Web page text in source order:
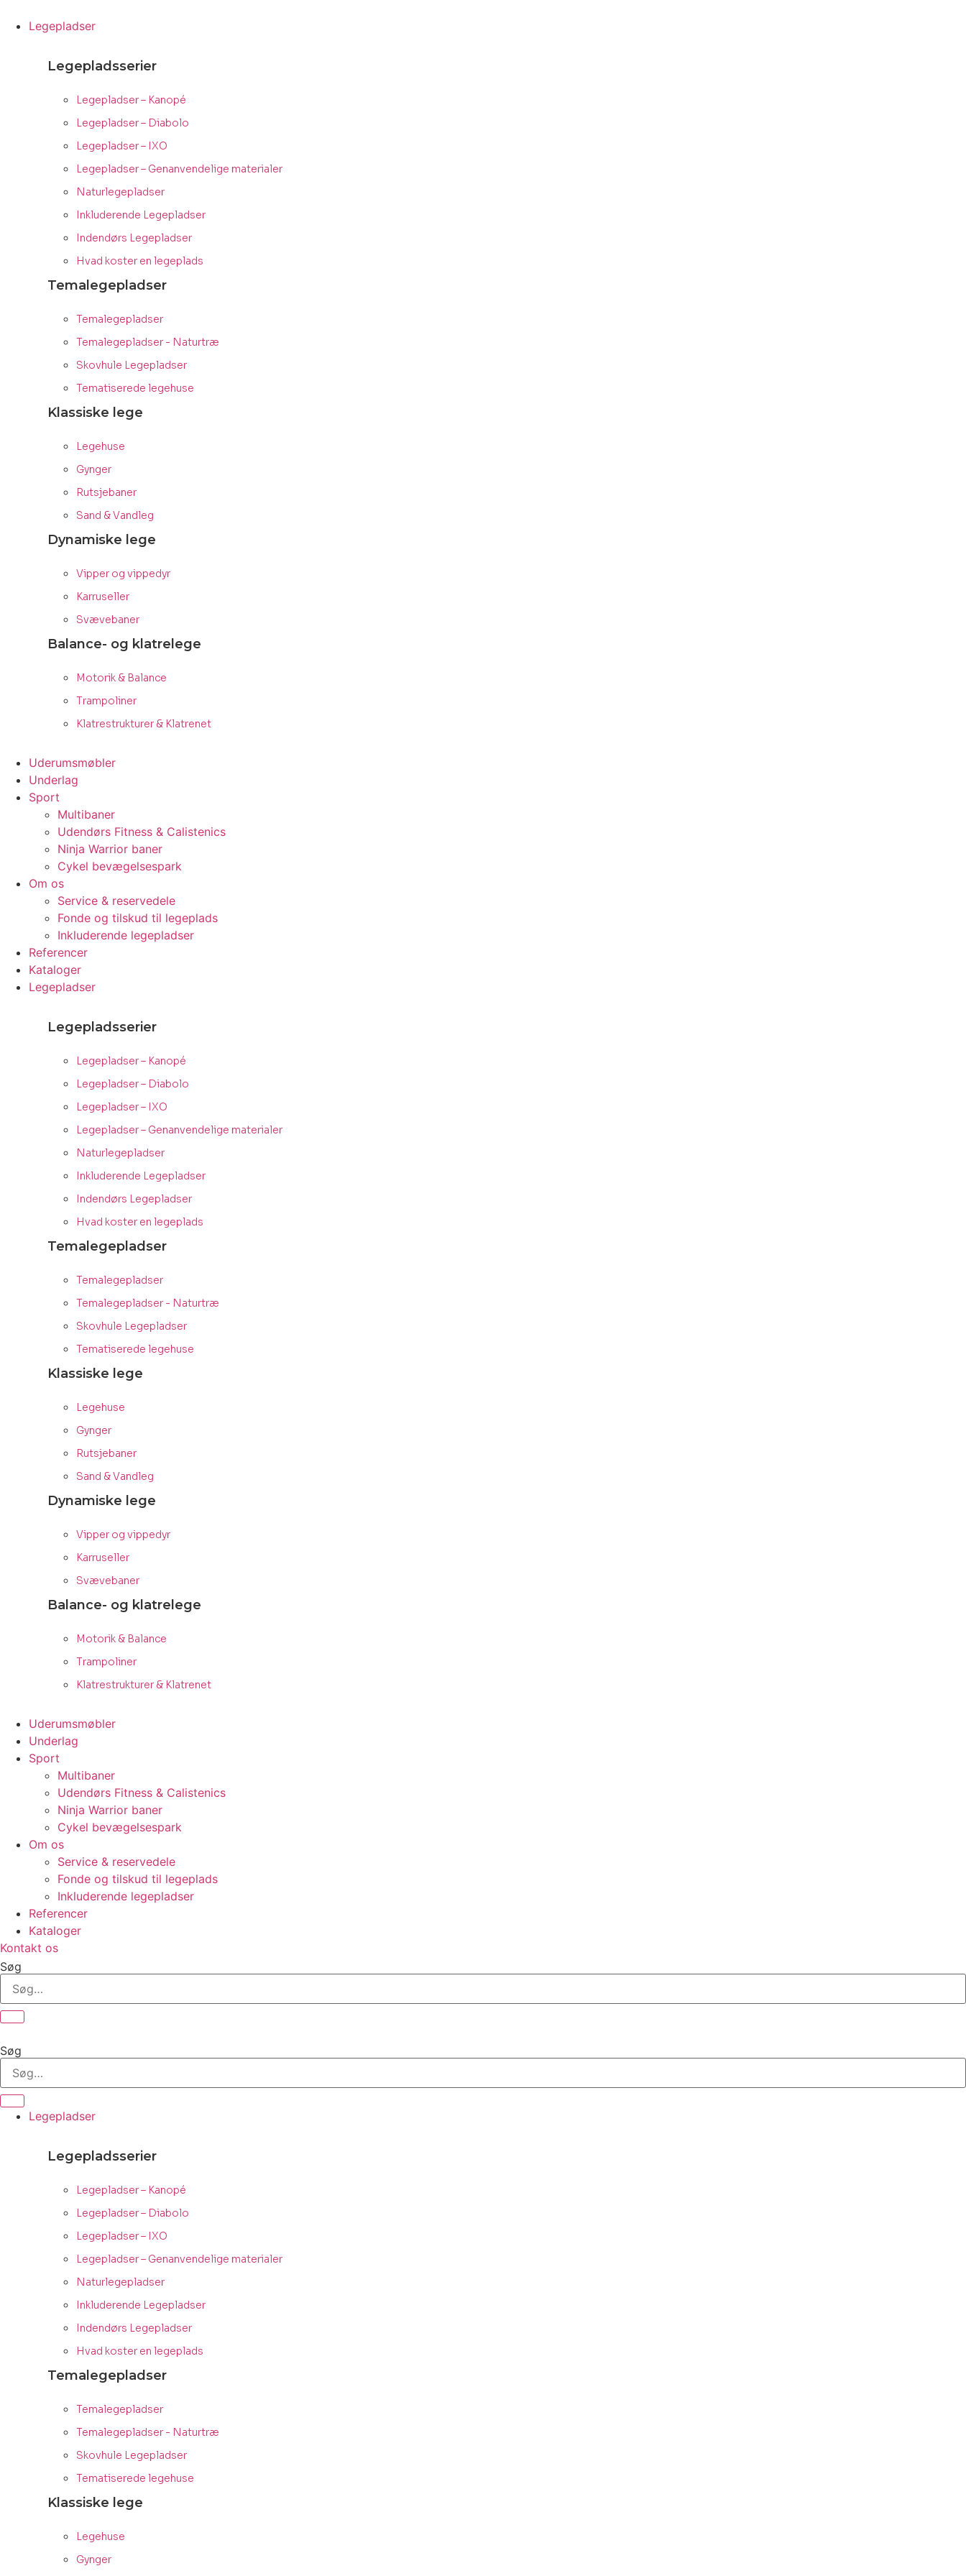
Legepladser
Legepladsserier
Legepladser – Kanopé
Legepladser – Diabolo
Legepladser – IXO
Legepladser – Genanvendelige materialer
Naturlegepladser
Inkluderende Legepladser
Indendørs Legepladser
Hvad koster en legeplads
Temalegepladser
Temalegepladser
Temalegepladser - Naturtræ
Skovhule Legepladser
Tematiserede legehuse
Klassiske lege
Legehuse
Gynger
Rutsjebaner
Sand & Vandleg
Dynamiske lege
Vipper og vippedyr
Karruseller
Svævebaner
Balance- og klatrelege
Motorik & Balance
Trampoliner
Klatrestrukturer & Klatrenet
Uderumsmøbler
Underlag
Sport
Multibaner
Udendørs Fitness & Calistenics
Ninja Warrior baner
Cykel bevægelsespark
Om os
Service & reservedele
Fonde og tilskud til legeplads
Inkluderende legepladser
Referencer
Kataloger
Legepladser
Legepladsserier
Legepladser – Kanopé
Legepladser – Diabolo
Legepladser – IXO
Legepladser – Genanvendelige materialer
Naturlegepladser
Inkluderende Legepladser
Indendørs Legepladser
Hvad koster en legeplads
Temalegepladser
Temalegepladser
Temalegepladser - Naturtræ
Skovhule Legepladser
Tematiserede legehuse
Klassiske lege
Legehuse
Gynger
Rutsjebaner
Sand & Vandleg
Dynamiske lege
Vipper og vippedyr
Karruseller
Svævebaner
Balance- og klatrelege
Motorik & Balance
Trampoliner
Klatrestrukturer & Klatrenet
Uderumsmøbler
Underlag
Sport
Multibaner
Udendørs Fitness & Calistenics
Ninja Warrior baner
Cykel bevægelsespark
Om os
Service & reservedele
Fonde og tilskud til legeplads
Inkluderende legepladser
Referencer
Kataloger
Kontakt os
Søg
Søg
Legepladser
Legepladsserier
Legepladser – Kanopé
Legepladser – Diabolo
Legepladser – IXO
Legepladser – Genanvendelige materialer
Naturlegepladser
Inkluderende Legepladser
Indendørs Legepladser
Hvad koster en legeplads
Temalegepladser
Temalegepladser
Temalegepladser - Naturtræ
Skovhule Legepladser
Tematiserede legehuse
Klassiske lege
Legehuse
Gynger